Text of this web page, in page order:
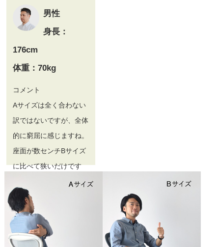
男性
身長：
176cm
体重：70kg
コメント
Aサイズは全く合わない
訳ではないですが、全体
的に窮屈に感じますね。
座面が数センチBサイズ
に比べて狭いだけです
が、幅に余裕がなく感じ
てしまうので、ゆったり
座れるBサイズのほうを
私は選びます。